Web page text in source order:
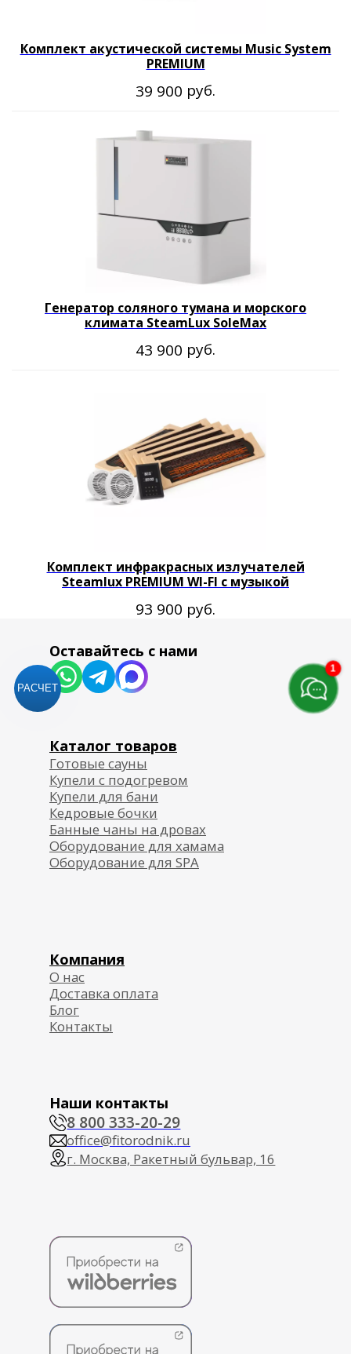
Комплект акустической системы Music System
PREMIUM
39 900 руб.
Генератор соляного тумана и морского
климата SteamLux SoleMax
43 900 руб.
Комплект инфракрасных излучателей
Steamlux PREMIUM WI-FI с музыкой
93 900 руб.
РАСЧЕТ
1